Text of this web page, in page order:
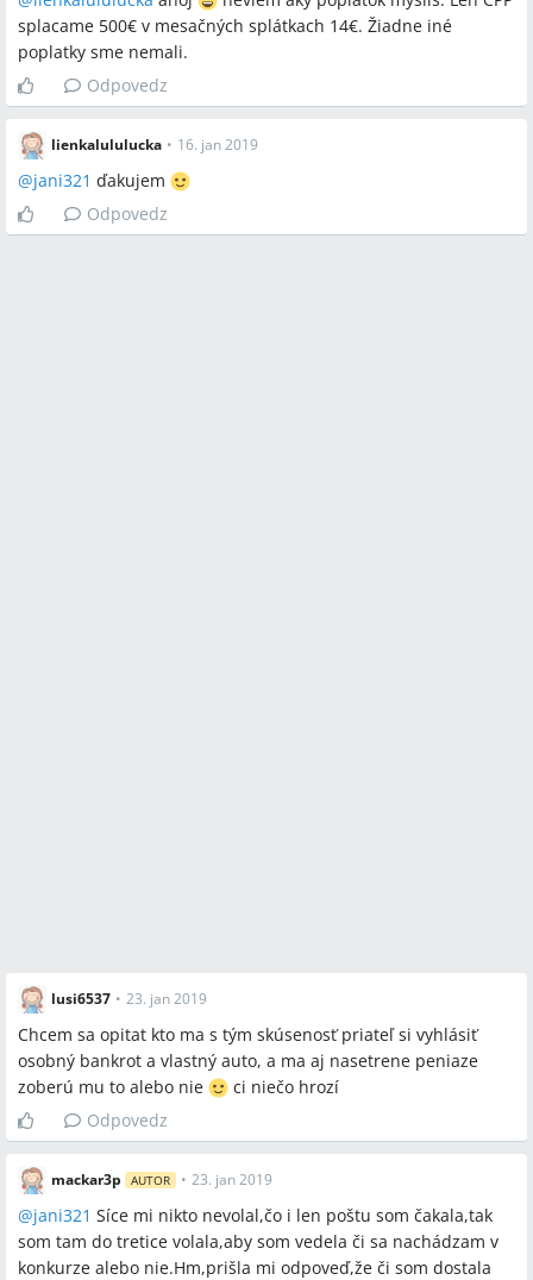
splacame 500€ v mesačných splátkach 14€. Žiadne iné
poplatky sme nemali.
Odpovedz
lienkalululucka • 16. jan 2019
@jani321 ďakujem
Odpovedz
lusi6537 • 23. jan 2019
Chcem sa opitat kto ma s tým skúsenosť priateľ si vyhlásiť
osobný bankrot a vlastný auto, a ma aj nasetrene peniaze
zoberú mu to alebo nie
ci niečo hrozí
Odpovedz
mackar3p AUTOR • 23. jan 2019
@jani321 Síce mi nikto nevolal,čo i len poštu som čakala,tak
som tam do tretice volala,aby som vedela či sa nachádzam v
konkurze alebo nie.Hm,prišla mi odpoveď,že či som dostala